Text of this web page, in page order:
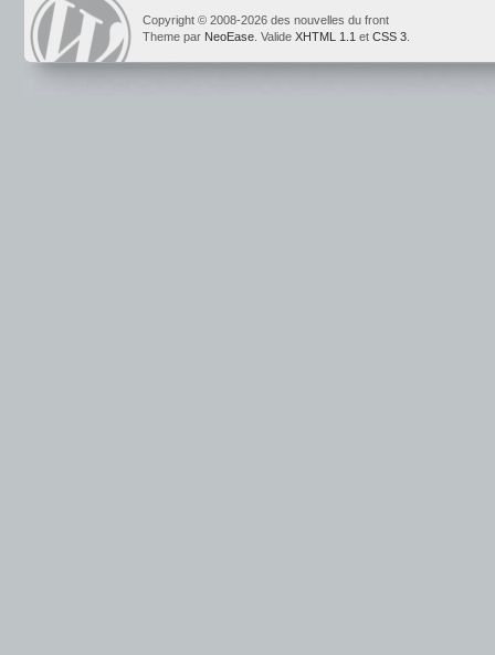
Copyright © 2008-2026 des nouvelles du front
Theme par NeoEase . Valide XHTML 1.1 et CSS 3